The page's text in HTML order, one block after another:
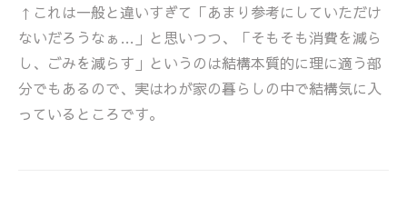
↑これは一般と違いすぎて「あまり参考にしていただけ
ないだろうなぁ…」と思いつつ、「そもそも消費を減ら
し、ごみを減らす」というのは結構本質的に理に適う部
分でもあるので、実はわが家の暮らしの中で結構気に入
っているところです。